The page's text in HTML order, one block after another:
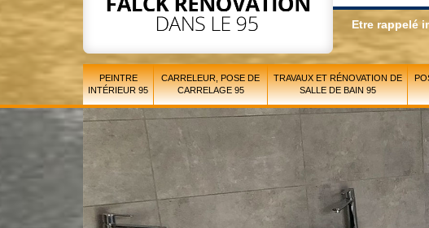
Etre rappelé
PEINTRE
INTÉRIEUR 95
CARRELEUR, POSE DE
CARRELAGE 95
TRAVAUX ET RÉNOVATION DE
SALLE DE BAIN 95